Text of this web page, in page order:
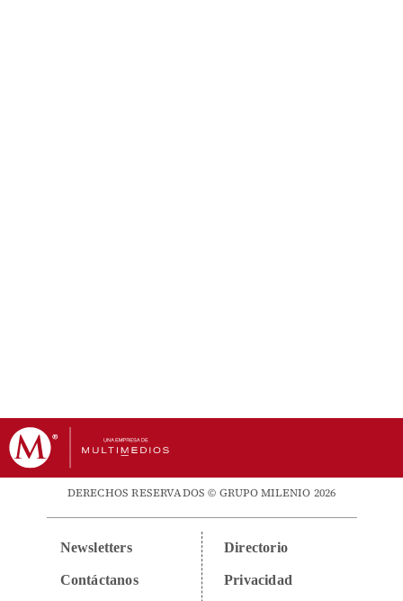
DERECHOS RESERVADOS © GRUPO MILENIO 2026
Newsletters
Contáctanos
Directorio
Privacidad